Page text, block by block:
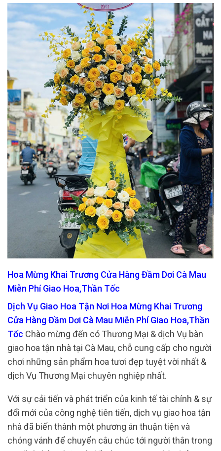
Hoa Mừng Khai Trương Cửa Hàng Đầm Dơi Cà Mau
Miễn Phí Giao Hoa,Thần Tốc
Dịch Vụ Giao Hoa Tận Nơi Hoa Mừng Khai Trương
Cửa Hàng Đầm Dơi Cà Mau Miễn Phí Giao Hoa,Thần
Tốc Chào mừng đến có Thương Mại & dịch Vụ bàn
giao hoa tận nhà tại Cà Mau, chỗ cung cấp cho người
chơi những sản phẩm hoa tươi đẹp tuyệt vời nhất &
dịch Vụ Thương Mại chuyên nghiệp nhất.
Với sự cải tiến và phát triển của kinh tế tài chính & sự
đổi mới của công nghệ tiên tiến, dịch vụ giao hoa tận
nhà đã biến thành một phương án thuận tiện và
chóng vánh để chuyển câu chúc tới người thân trong